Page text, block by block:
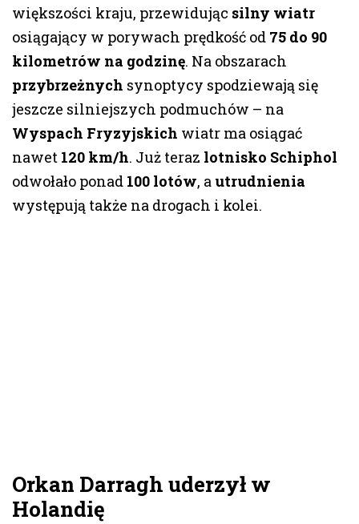
większości kraju, przewidując silny wiatr
osiągający w porywach prędkość od 75 do 90
kilometrów na godzinę. Na obszarach
przybrzeżnych synoptycy spodziewają się
jeszcze silniejszych podmuchów – na
Wyspach Fryzyjskich wiatr ma osiągać
nawet 120 km/h. Już teraz lotnisko Schiphol
odwołało ponad 100 lotów, a utrudnienia
występują także na drogach i kolei.
Orkan Darragh uderzył w
Holandię